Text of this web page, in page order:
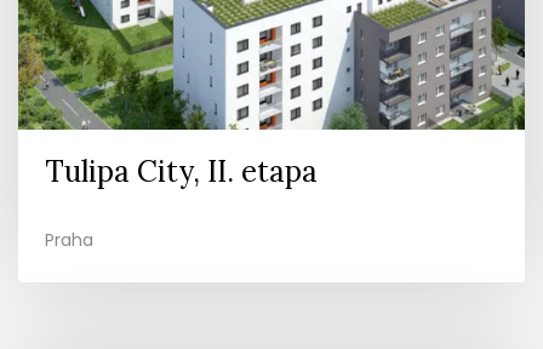
Tulipa City, II. etapa
Praha